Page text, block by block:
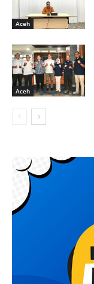
Aceh
Aceh